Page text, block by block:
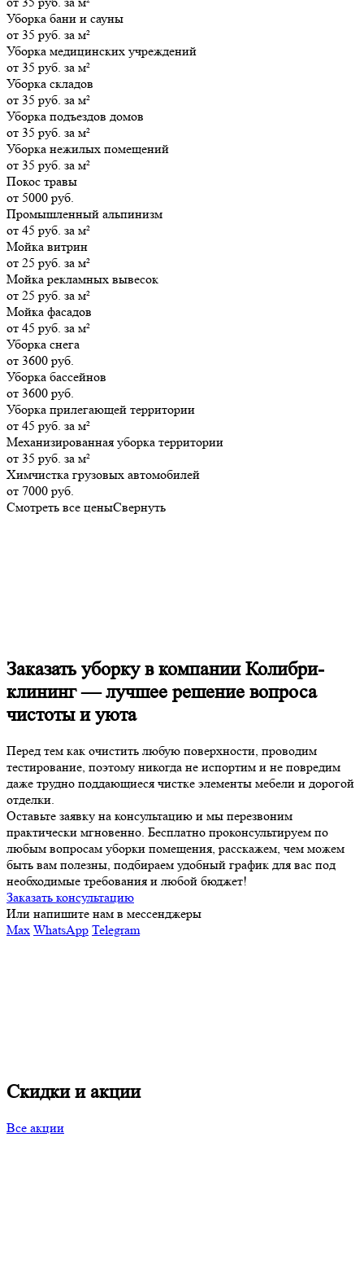
Уборка бани и сауны
от 35 руб. за м²
Уборка медицинских учреждений
от 35 руб. за м²
Уборка складов
от 35 руб. за м²
Уборка подъездов домов
от 35 руб. за м²
Уборка нежилых помещений
от 35 руб. за м²
Покос травы
от 5000 руб.
Промышленный альпинизм
от 45 руб. за м²
Мойка витрин
от 25 руб. за м²
Мойка рекламных вывесок
от 25 руб. за м²
Мойка фасадов
от 45 руб. за м²
Уборка снега
от 3600 руб.
Уборка бассейнов
от 3600 руб.
Уборка прилегающей территории
от 45 руб. за м²
Механизированная уборка территории
от 35 руб. за м²
Химчистка грузовых автомобилей
от 7000 руб.
Смотреть все ценыСвернуть
Заказать уборку в компании Колибри-
клининг — лучшее решение вопроса
чистоты и уюта
Перед тем как очистить любую поверхности, проводим
тестирование, поэтому никогда не испортим и не повредим
даже трудно поддающиеся чистке элементы мебели и дорогой
отделки.
Оставьте заявку на консультацию и мы перезвоним
практически мгновенно. Бесплатно проконсультируем по
любым вопросам уборки помещения, расскажем, чем можем
быть вам полезны, подбираем удобный график для вас под
необходимые требования и любой бюджет!
Заказать консультацию
Или напишите нам в мессенджеры
Max WhatsApp Telegram
Скидки и акции
Все акции